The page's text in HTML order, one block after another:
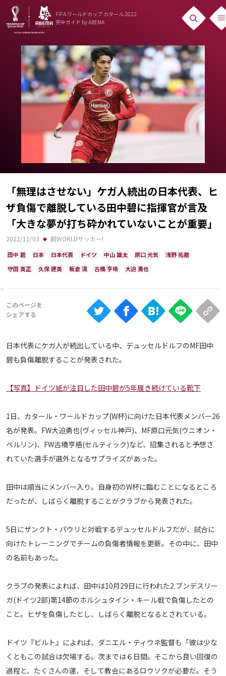
FIFA ワールドカップ カタール 2022
完全ガイド by ABEMA
ニュース
News
出場国
日本代表
日程・結果
Schedule
ランキング
大会について
About
視聴方法
Web
TV
メディアアライアンス
「無理はさせない」ケガ人続出の日本代表、ヒ
ザ負傷で離脱している田中碧に指揮官が言及
「大きな夢が打ち砕かれていないことが重要」
2022/11/03 超WORLDサッカー!
田中 碧 日本 日本代表 ドイツ 中山 雄太 原口 元気
浅野 拓磨
守田 英正
久保 建英 板倉 滉 古橋 亨梧 大迫 勇也
日本代表にケガ人が続出している中、デュッセルドルフのMF田中
碧も負傷離脱することが発表された。
【写真】ドイツ紙が注目した田中碧が5年履き続けている靴下
1日、カタール・ワールドカップ(W杯)に向けた日本代表メンバー26
名が発表。FW大迫勇也(ヴィッセル神戸)、MF原口元気(ウニオン・
ベルリン)、FW古橋亨梧(セルティック)など、招集されると予想さ
れていた選手が選外となるサプライズがあった。
田中は順当にメンバー入り。自身初のW杯に臨むことになるところ
だったが、しばらく離脱することがクラブから発表された。
5日にザンクト・パウリと対戦するデュッセルドルフだが、試合に
向けたトレーニングでチームの負傷者情報を更新。その中に、田中
の名前もあった。
クラブの発表によれば、田中は10月29日に行われた2.ブンデスリー
ガ(ドイツ2部)第14節のホルシュタイン・キール戦で負傷したとの
こと。ヒザを負傷したとし、しばらく離脱となるとされている。
ドイツ『ビルト』によれば、ダニエル・ティウネ監督も「彼は少な
くともこの試合は欠場する。次までは６日間。そこから良い回復の
過程と、たくさんの運、そして教会にあるロウソクが必要だ。そう